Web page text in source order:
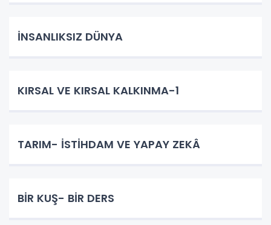
İNSANLIKSIZ DÜNYA
KIRSAL VE KIRSAL KALKINMA-1
TARIM- İSTİHDAM VE YAPAY ZEKÂ
BİR KUŞ- BİR DERS